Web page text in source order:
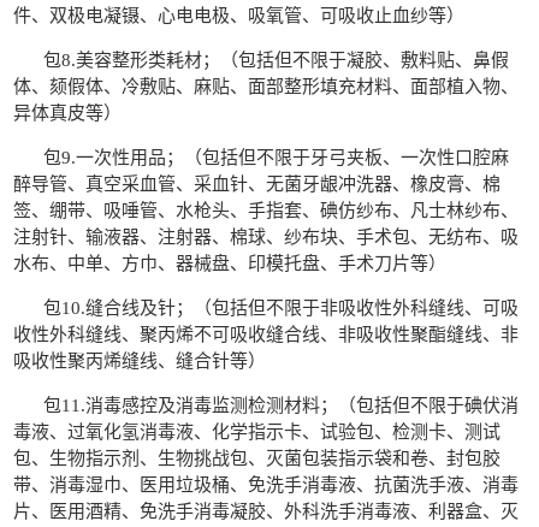
件、双极电凝镊、心电电极、吸氧管、可吸收止血纱等）
包8.美容整形类耗材；（包括但不限于凝胶、敷料贴、鼻假
体、颏假体、冷敷贴、麻贴、面部整形填充材料、面部植入物、
异体真皮等）
包9.一次性用品；（包括但不限于牙弓夹板、一次性口腔麻
醉导管、真空采血管、采血针、无菌牙龈冲洗器、橡皮膏、棉
签、绷带、吸唾管、水枪头、手指套、碘仿纱布、凡士林纱布、
注射针、输液器、注射器、棉球、纱布块、手术包、无纺布、吸
水布、中单、方巾、器械盘、印模托盘、手术刀片等）
包10.缝合线及针；（包括但不限于非吸收性外科缝线、可吸
收性外科缝线、聚丙烯不可吸收缝合线、非吸收性聚酯缝线、非
吸收性聚丙烯缝线、缝合针等）
包11.消毒感控及消毒监测检测材料；（包括但不限于碘伏消
毒液、过氧化氢消毒液、化学指示卡、试验包、检测卡、测试
包、生物指示剂、生物挑战包、灭菌包装指示袋和卷、封包胶
带、消毒湿巾、医用垃圾桶、免洗手消毒液、抗菌洗手液、消毒
片、医用酒精、免洗手消毒凝胶、外科洗手消毒液、利器盒、灭